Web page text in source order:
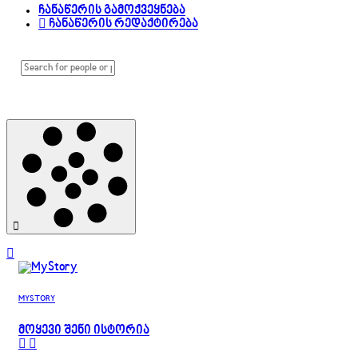
ჩანაწერის გამოქვეყნება
ჩანაწერის რედაქტირება
MYSTORY
ᲛᲝᲧᲔᲕᲘ ᲨᲔᲜᲘ ᲘᲡᲢᲝᲠᲘᲐ